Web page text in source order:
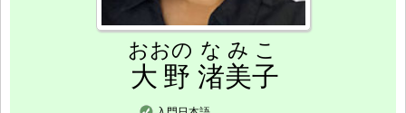
大野
おおの
渚美子
なみこ